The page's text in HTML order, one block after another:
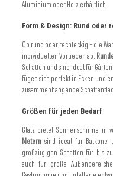
Aluminium oder Holz erhältlich.
Form & Design: Rund oder
Ob rund oder rechteckig – die
individuellen Vorlieben ab.
Schatten und sind ideal für
fügen sich perfekt in Ecken und
zusammenhängende
Größen für jeden Bedarf
Glatz bietet Sonnenschirme in
Meternsind ideal für Balkone
großzügigen Schatten für bis
auch für große